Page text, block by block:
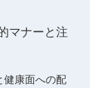
マナーと注
健康面への配